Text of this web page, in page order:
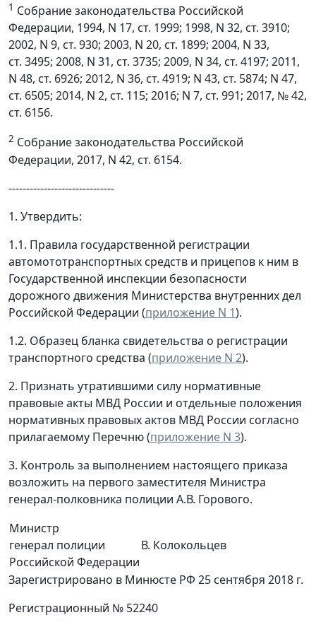
1 Собрание законодательства Российской
Федерации, 1994, N 17, ст. 1999; 1998, N 32, ст. 3910;
2002, N 9, ст. 930; 2003, N 20, ст. 1899; 2004, N 33,
ст. 3495; 2008, N 31, ст. 3735; 2009, N 34, ст. 4197; 2011,
N 48, ст. 6926; 2012, N 36, ст. 4919; N 43, ст. 5874; N 47,
ст. 6505; 2014, N 2, ст. 115; 2016; N 7, ст. 991; 2017, № 42,
ст. 6156.
2 Собрание законодательства Российской
Федерации, 2017, N 42, ст. 6154.
------------------------------
1. Утвердить:
1.1. Правила государственной регистрации
автомототранспортных средств и прицепов к ним в
Государственной инспекции безопасности
дорожного движения Министерства внутренних дел
Российской Федерации (приложение N 1).
1.2. Образец бланка свидетельства о регистрации
транспортного средства (приложение N 2).
2. Признать утратившими силу нормативные
правовые акты МВД России и отдельные положения
нормативных правовых актов МВД России согласно
прилагаемому Перечню (приложение N 3).
3. Контроль за выполнением настоящего приказа
возложить на первого заместителя Министра
генерал-полковника полиции А.В. Горового.
Министр
генерал полиции
Российской Федерации
В. Колокольцев
Зарегистрировано в Минюсте РФ 25 сентября 2018 г.
Регистрационный № 52240